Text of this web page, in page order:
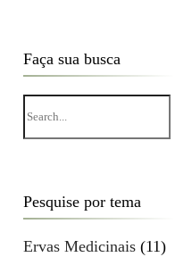
Faça sua busca
for:
Pesquise por tema
Ervas Medicinais(11)